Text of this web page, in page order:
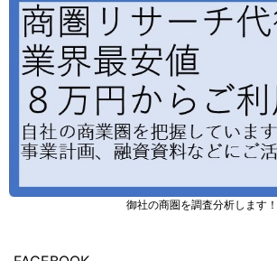
御社の商圏を調査分析します！